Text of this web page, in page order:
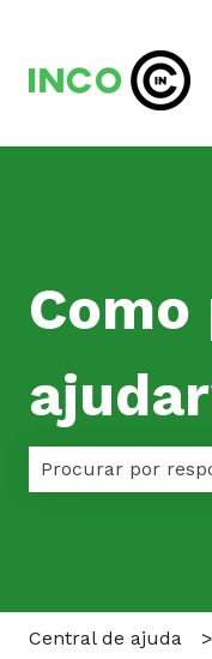
Central de ajuda